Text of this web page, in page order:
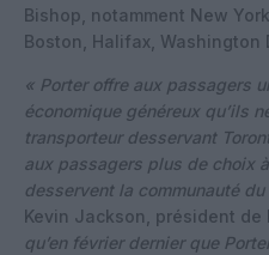
Bishop, notamment New
Boston, Halifax, Washington
« Porter offre aux passagers
économique généreux qu’ils
transporteur desservant
aux passagers plus de choix
desservent la communauté du
Kevin Jackson, président de
qu’en février dernier que